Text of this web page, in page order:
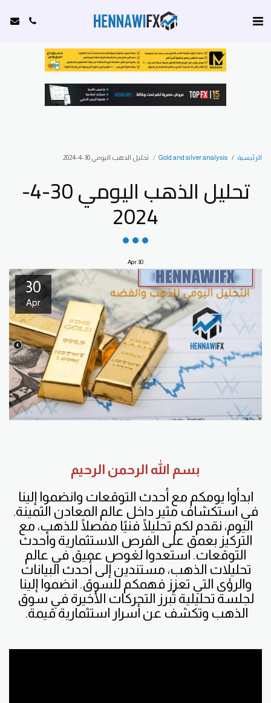
الرئيسية Gold and silver analysis تحليل الذهب اليومي 30-4-2024
تحليل الذهب اليومي 30-4-
2024
30
Apr
30
Apr
بسم الله الرحمن الرحيم
ابدأوا يومكم مع أحدث التوقعات وانضموا إلينا
في استكشاف مثير داخل عالم المعادن الثمينة.
اليوم، نقدم لكم تحليلًا فنيًا مفصلًا للذهب، مع
التركيز بعمق على الفرص الاستثمارية وأحدث
التوقعات. استعدوا لغوص عميق في عالم
تحليلات الذهب، مستندين إلى أحدث البيانات
والرؤى التي تعزز فهمكم للسوق. انضموا إلينا
لجلسة تحليلية تُبرز التحركات الأخيرة في سوق
الذهب وتكشف عن أسرار استثمارية قيمة.